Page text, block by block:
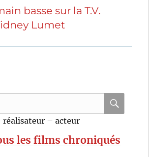
basse sur la T.V.
Lumet
– acteur
les films chroniqués